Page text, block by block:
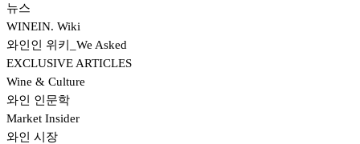
뉴스
WINEIN. Wiki
와인인 위키_We Asked
EXCLUSIVE ARTICLES
Wine & Culture
와인 인문학
Market Insider
와인 시장